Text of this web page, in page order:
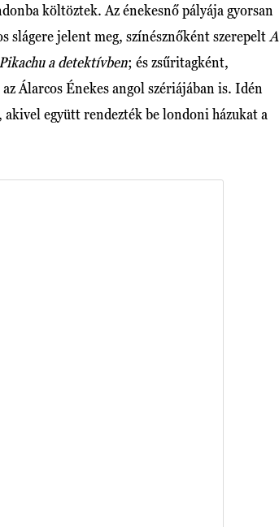
költöztek. Az énekesnő pályája gyorsan
slágere jelent meg, színésznőként szerepelt A
a detektívben; és zsűritagként,
Álarcos Énekes angol szériájában is. Idén
akivel együtt rendezték be londoni házukat a